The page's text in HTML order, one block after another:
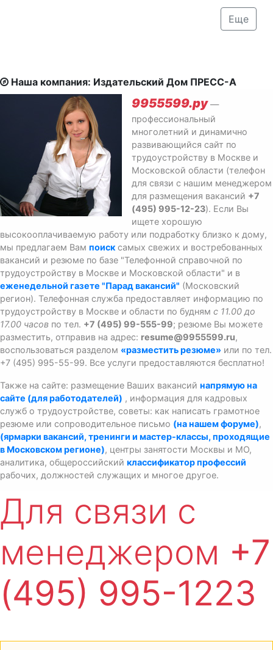
Еще
Наша компания: Издательский Дом ПРЕСС-А
9955599.ру—
профессиональный
многолетний и динамично
развивающийся сайт по
трудоустройству в Москве и
Московской области (телефон
для связи с нашим менеджером
для размещения вакансий +7
(495) 995-12-23). Если Вы
ищете хорошую
высокооплачиваемую работу или подработку близко к дому,
мы предлагаем Вам поиск самых свежих и востребованных
вакансий и резюме по базе "Телефонной справочной по
трудоустройству в Москве и Московской области" и в
еженедельной газете "Парад вакансий" (Московский
регион). Телефонная служба предоставляет информацию по
трудоустройству в Москве и области по будням с 11.00 до
17.00 часов по тел. +7 (495) 99-555-99; резюме Вы можете
разместить, отправив на адрес: resume@9955599.ru,
воспользоваться разделом «разместить резюме» или по тел.
+7 (495) 995-55-99. Все услуги предоставляются бесплатно!
Также на сайте: размещение Ваших вакансий напрямую на
сайте (для работодателей) , информация для кадровых
служб о трудоустройстве, советы: как написать грамотное
резюме или сопроводительное письмо (на нашем форуме),
(ярмарки вакансий, тренинги и мастер-классы, проходящие
в Московском регионе), центры занятости Москвы и МО,
аналитика, общероссийский классификатор профессий
рабочих, должностей служащих и многое другое.
Для связи с
менеджером +7
(495) 995-1223